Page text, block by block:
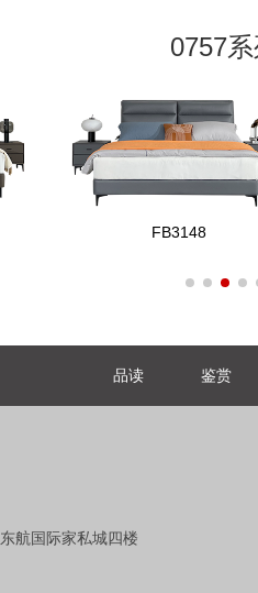
0757
FB3148
品读 鉴赏
航国际家私城四楼